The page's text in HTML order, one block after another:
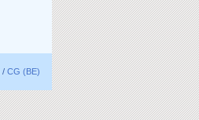
/ CG (BE)